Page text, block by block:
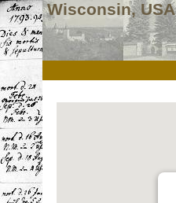
Wisconsin, USA